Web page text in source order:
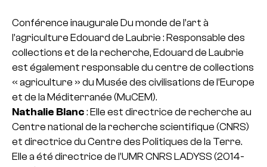
Conférence inaugurale Du monde de l’art à
l’agriculture Edouard de Laubrie : Responsable des
collections et de la recherche, Edouard de Laubrie
est également responsable du centre de collections
« agriculture » du Musée des civilisations de l’Europe
et de la Méditerranée (MuCEM).
Nathalie Blanc : Elle est directrice de recherche au
Centre national de la recherche scientifique (CNRS)
et directrice du Centre des Politiques de la Terre.
Elle a été directrice de l’UMR CNRS LADYSS (2014-